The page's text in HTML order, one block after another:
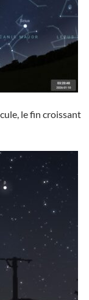
le fin croissant